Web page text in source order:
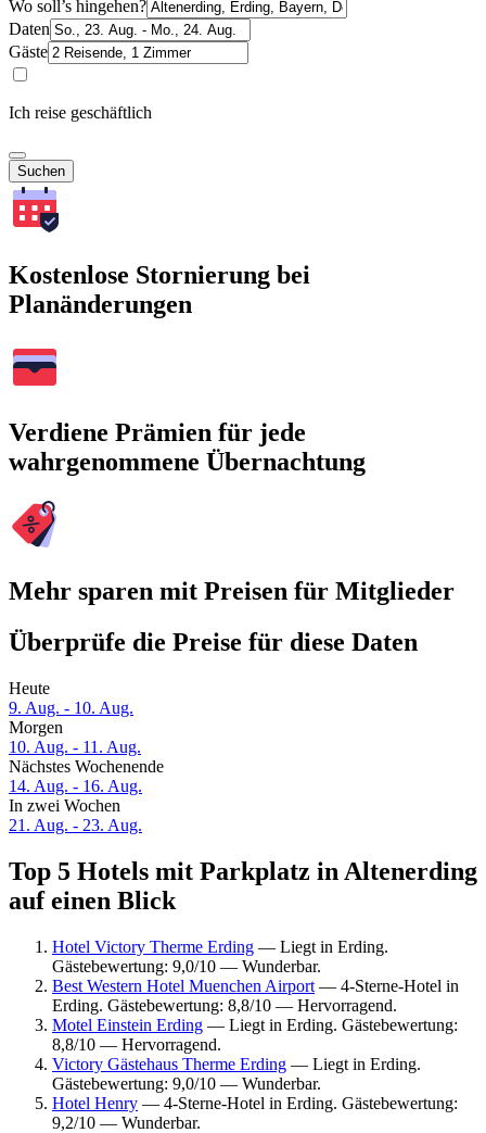
Wo soll’s hingehen?
Daten
Gäste
Ich reise geschäftlich
Suchen
Kostenlose Stornierung bei
Planänderungen
Verdiene Prämien für jede
wahrgenommene Übernachtung
Mehr sparen mit Preisen für Mitglieder
Überprüfe die Preise für diese Daten
Heute
9. Aug. - 10. Aug.
Morgen
10. Aug. - 11. Aug.
Nächstes Wochenende
14. Aug. - 16. Aug.
In zwei Wochen
21. Aug. - 23. Aug.
Top 5 Hotels mit Parkplatz in Altenerding
auf einen Blick
Hotel Victory Therme Erding — Liegt in Erding.
Gästebewertung: 9,0/10 — Wunderbar.
Best Western Hotel Muenchen Airport — 4-Sterne-Hotel in
Erding. Gästebewertung: 8,8/10 — Hervorragend.
Motel Einstein Erding — Liegt in Erding. Gästebewertung:
8,8/10 — Hervorragend.
Victory Gästehaus Therme Erding — Liegt in Erding.
Gästebewertung: 9,0/10 — Wunderbar.
Hotel Henry — 4-Sterne-Hotel in Erding. Gästebewertung:
9,2/10 — Wunderbar.